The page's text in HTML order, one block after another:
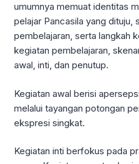
umumnya memuat identitas
pelajar Pancasila yang dituju,
pembelajaran, serta langkah
kegiatan pembelajaran,
awal, inti, dan penutup.
Kegiatan awal berisi
melalui tayangan potongan
ekspresi singkat.
Kegiatan inti berfokus pada